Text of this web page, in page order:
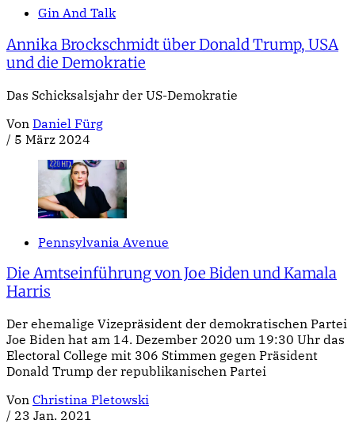
Gin And Talk
Annika Brockschmidt über Donald Trump, USA
und die Demokratie
Das Schicksalsjahr der US-Demokratie
Von Daniel Fürg
/ 5 März 2024
Pennsylvania Avenue
Die Amtseinführung von Joe Biden und Kamala
Harris
Der ehemalige Vizepräsident der demokratischen Partei
Joe Biden hat am 14. Dezember 2020 um 19:30 Uhr das
Electoral College mit 306 Stimmen gegen Präsident
Donald Trump der republikanischen Partei
Von Christina Pletowski
/ 23 Jan. 2021